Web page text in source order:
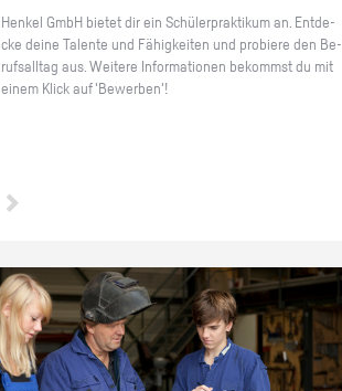
Hen­kel GmbH bie­tet dir ein Schü­ler­prak­ti­kum an. Ent­de­
cke deine Ta­len­te und Fä­hig­kei­ten und pro­bie­re den Be­
rufs­all­tag aus. Wei­te­re In­for­ma­tio­nen be­kommst du mit
einem Klick auf 'Be­wer­ben'!